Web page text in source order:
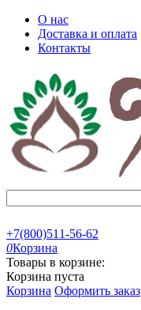
О нас
Доставка и оплата
Контакты
+7(800)511-56-62
0Корзина
Товары в корзине:
Корзина пуста
Корзина Оформить заказ